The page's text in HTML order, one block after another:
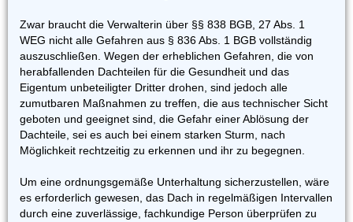
Zwar braucht die Verwalterin über §§ 838 BGB, 27 Abs. 1
WEG nicht alle Gefahren aus § 836 Abs. 1 BGB vollständig
auszuschließen. Wegen der erheblichen Gefahren, die von
herabfallenden Dachteilen für die Gesundheit und das
Eigentum unbeteiligter Dritter drohen, sind jedoch alle
zumutbaren Maßnahmen zu treffen, die aus technischer Sicht
geboten und geeignet sind, die Gefahr einer Ablösung der
Dachteile, sei es auch bei einem starken Sturm, nach
Möglichkeit rechtzeitig zu erkennen und ihr zu begegnen.
Um eine ordnungsgemäße Unterhaltung sicherzustellen, wäre
es erforderlich gewesen, das Dach in regelmäßigen Intervallen
durch eine zuverlässige, fachkundige Person überprüfen zu